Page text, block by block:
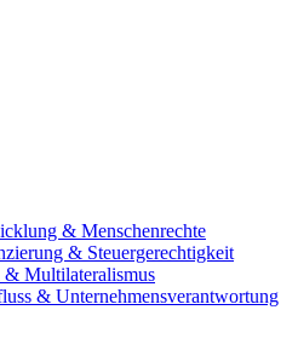
& Menschenrechte
& Steuergerechtigkeit
& Multilateralismus
& Unternehmensverantwortung